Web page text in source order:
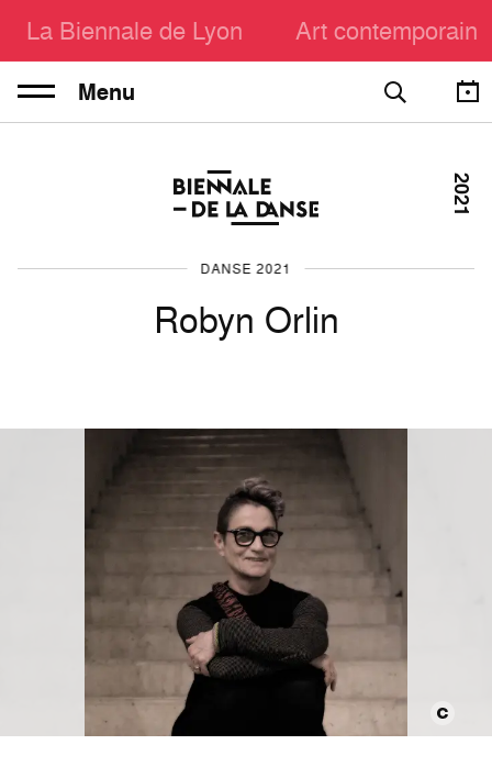
La Biennale de Lyon Art contemporain
Menu
DANSE 2021
Robyn Orlin
2021